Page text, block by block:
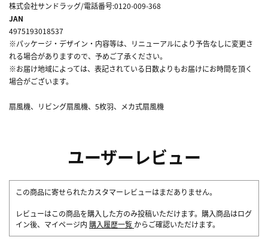
株式会社サンドラッグ/電話番号:0120-009-368
JAN
4975193018537
※パッケージ・デザイン・内容等は、リニューアルにより予告なしに変更さ
れる場合がありますので、予めご了承ください。
※お届け地域によっては、表記されている日数よりもお届けにお時間を頂く
場合がございます。
扇風機、リビング扇風機、5枚羽、メカ式扇風機
ユーザーレビュー
この商品に寄せられたカスタマーレビューはまだありません。
レビューはこの商品を購入した方のみ投稿いただけます。購入商品はログ
イン後、マイページ内 購入履歴一覧 からご確認いただけます。